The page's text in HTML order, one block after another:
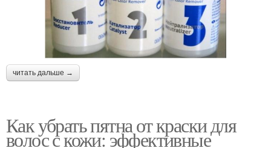
читать дальше →
Как убрать пятна от краски для
волос с кожи: эффективные